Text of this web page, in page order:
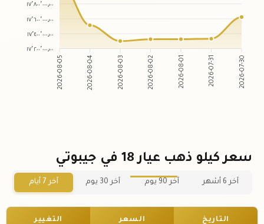
١٧٬٨٠٠٬٠٠٠٫٠٠
١٧٬٦٠٠٬٠٠٠٫٠٠
١٧٬٤٠٠٬٠٠٠٫٠٠
١٧٬٢٠٠٬٠٠٠٫٠٠
2026-08-05 2026-08-04 2026-08-03 2026-08-02 2026-08-01 2026-07-31 2026-07-30
سعر كيلو ذهب عيار 18 في جيبوتي
آخر 6 أشهر آخر 90 يوم آخر 30 يوم آخر 7 أيام
التاريخ السعر التغيير